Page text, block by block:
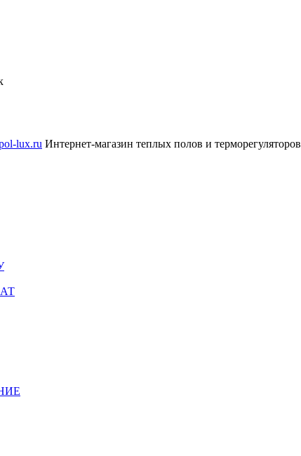
Интернет-магазин теплых полов и терморегуляторов